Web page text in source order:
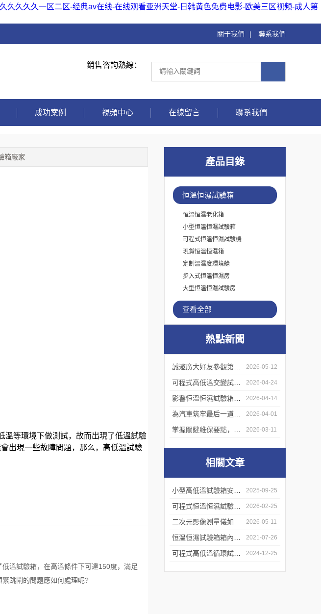
久久久一区二区-经典av在线-在线观看亚洲天堂-日韩黄色免费电影-欧美三区视频-成人第
關于我們 | 聯系我們
銷售咨詢熱線：
成功案例 視頻中心 在線留言 聯系我們
產品目錄
恒溫恒濕試驗箱
恒溫恒濕老化箱
小型恒溫恒濕試驗箱
可程式恒溫恒濕試驗機
現貨恒溫恒濕箱
定制溫濕度環境艙
步入式恒溫恒濕房
大型恒溫恒濕試驗房
查看全部
熱點新聞
2026-05-12
2026-04-24
2026-04-14
2026-04-01
2026-03-11
相關文章
2025-09-25
2026-02-25
2026-05-11
2021-07-26
2024-12-25
箱廠家
溫等環境下做測試，故而出現了低溫試驗
出現一些故障問題，那么，高低溫試驗
溫試驗箱，在高溫條件下可達150度，滿足
跳閘的問題應如何處理呢?